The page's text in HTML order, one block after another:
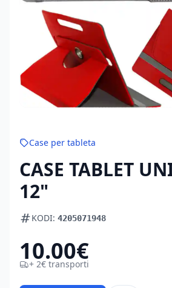
Case per tableta
CASE TABLET
12"
KODI: 4205071948
10.00€
+ 2€ transporti